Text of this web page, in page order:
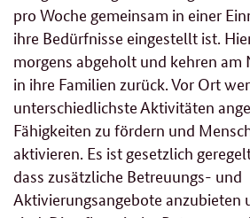
pro Woche gemeinsam in einer
ihre Bedürfnisse eingestellt ist.
morgens abgeholt und kehren am
in ihre Familien zurück. Vor Ort
unterschiedlichste Aktivitäten
Fähigkeiten zu fördern und
aktivieren. Es ist gesetzlich
dass zusätzliche Betreuungs- und
Aktivierungsangebote anzubieten